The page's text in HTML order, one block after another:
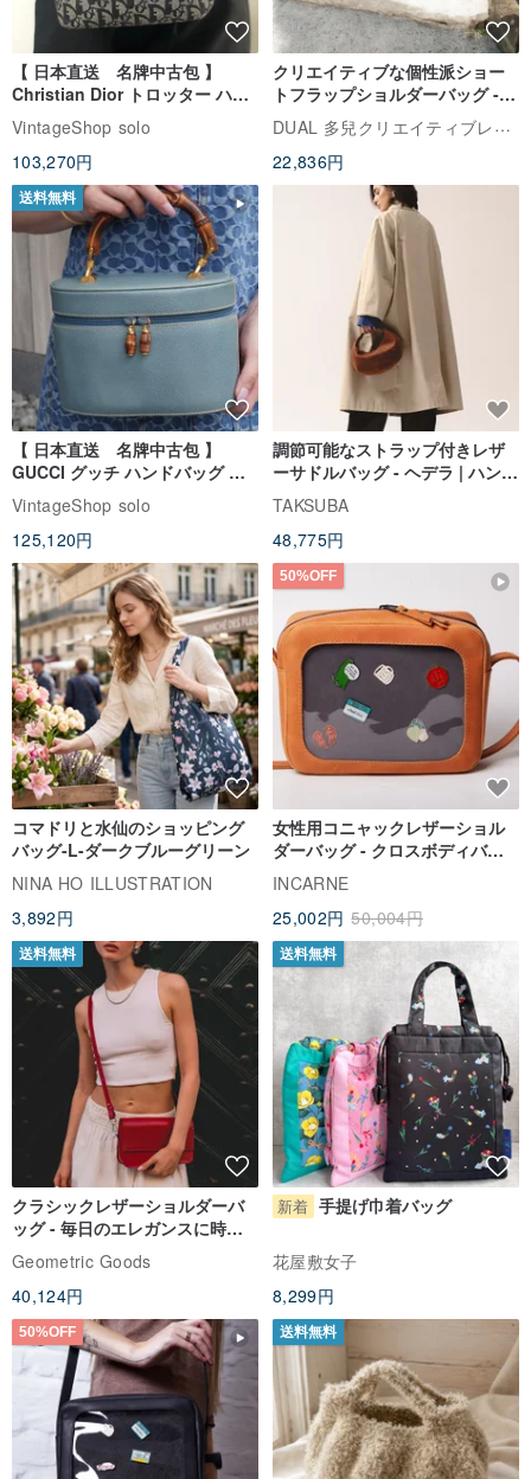
【 日本直送 名牌中古包 】
Christian Dior トロッター ハン
ドバッグ ブラック ジャガード バ
ニティバッグ ミニバッグ zxykbr
VintageShop solo
103,270円
クリエイティブな個性派ショー
トフラップショルダーバッグ -
クラシックブラック (ギフト オ
リジナル)
DUAL 多兒クリエイティブレザーグッズ
22,836円
送料無料
【 日本直送 名牌中古包 】
GUCCI グッチ ハンドバッグ ブ
ルー バンブー レザー バニティバ
ッグ vintage ヴィンテージ オー
ルド 8rhwf4
VintageShop solo
125,120円
調節可能なストラップ付きレザ
ーサドルバッグ - ヘデラ | ハンド
クラフト ショルダーバッグ
TAKSUBA
48,775円
コマドリと水仙のショッピング
バッグ-L-ダークブルーグリーン
NINA HO ILLUSTRATION
3,892円
50%OFF
女性用コニャックレザーショル
ダーバッグ - クロスボディバッ
グ ITA バッグアクセサリー
INCARNE
25,002円 50,004円
送料無料
クラシックレザーショルダーバ
ッグ - 毎日のエレガンスに時代
を超えたアクセサリー
Geometric Goods
40,124円
送料無料
新着 手提げ巾着バッグ
花屋敷女子
8,299円
50%OFF 送料無料